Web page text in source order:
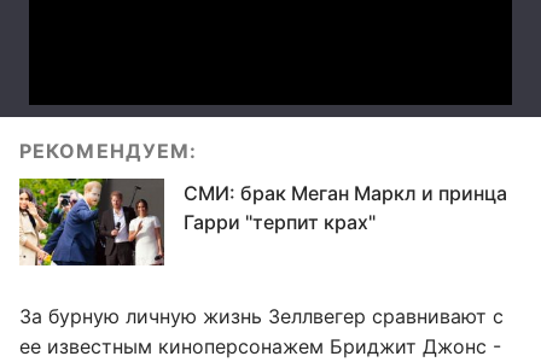
РЕКОМЕНДУЕМ:
СМИ: брак Меган Маркл и принца
Гарри "терпит крах"
За бурную личную жизнь Зеллвегер сравнивают с
ее известным киноперсонажем Бриджит Джонс -